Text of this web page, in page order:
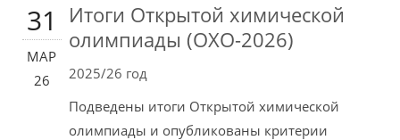
31
МАР
26
Итоги Открытой химической
олимпиады (ОХО-2026)
2025/26 год
Подведены итоги Открытой химической
олимпиады и опубликованы критерии